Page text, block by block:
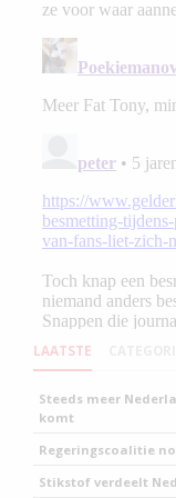
LAATSTE
Steeds meer
komt
Regeringscoalitie
Stikstof verdeelt